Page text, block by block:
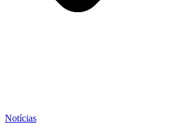
Notícias